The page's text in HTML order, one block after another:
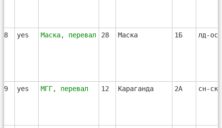
58 yes Маска, перевал 28 Маска 1Б лд-ос
59 yes МГГ, перевал 12 Караганда 2А сн-